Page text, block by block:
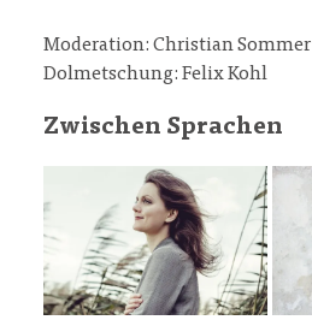
Moderation: Christian Sommer
Dolmetschung: Felix Kohl
Zwischen Sprachen